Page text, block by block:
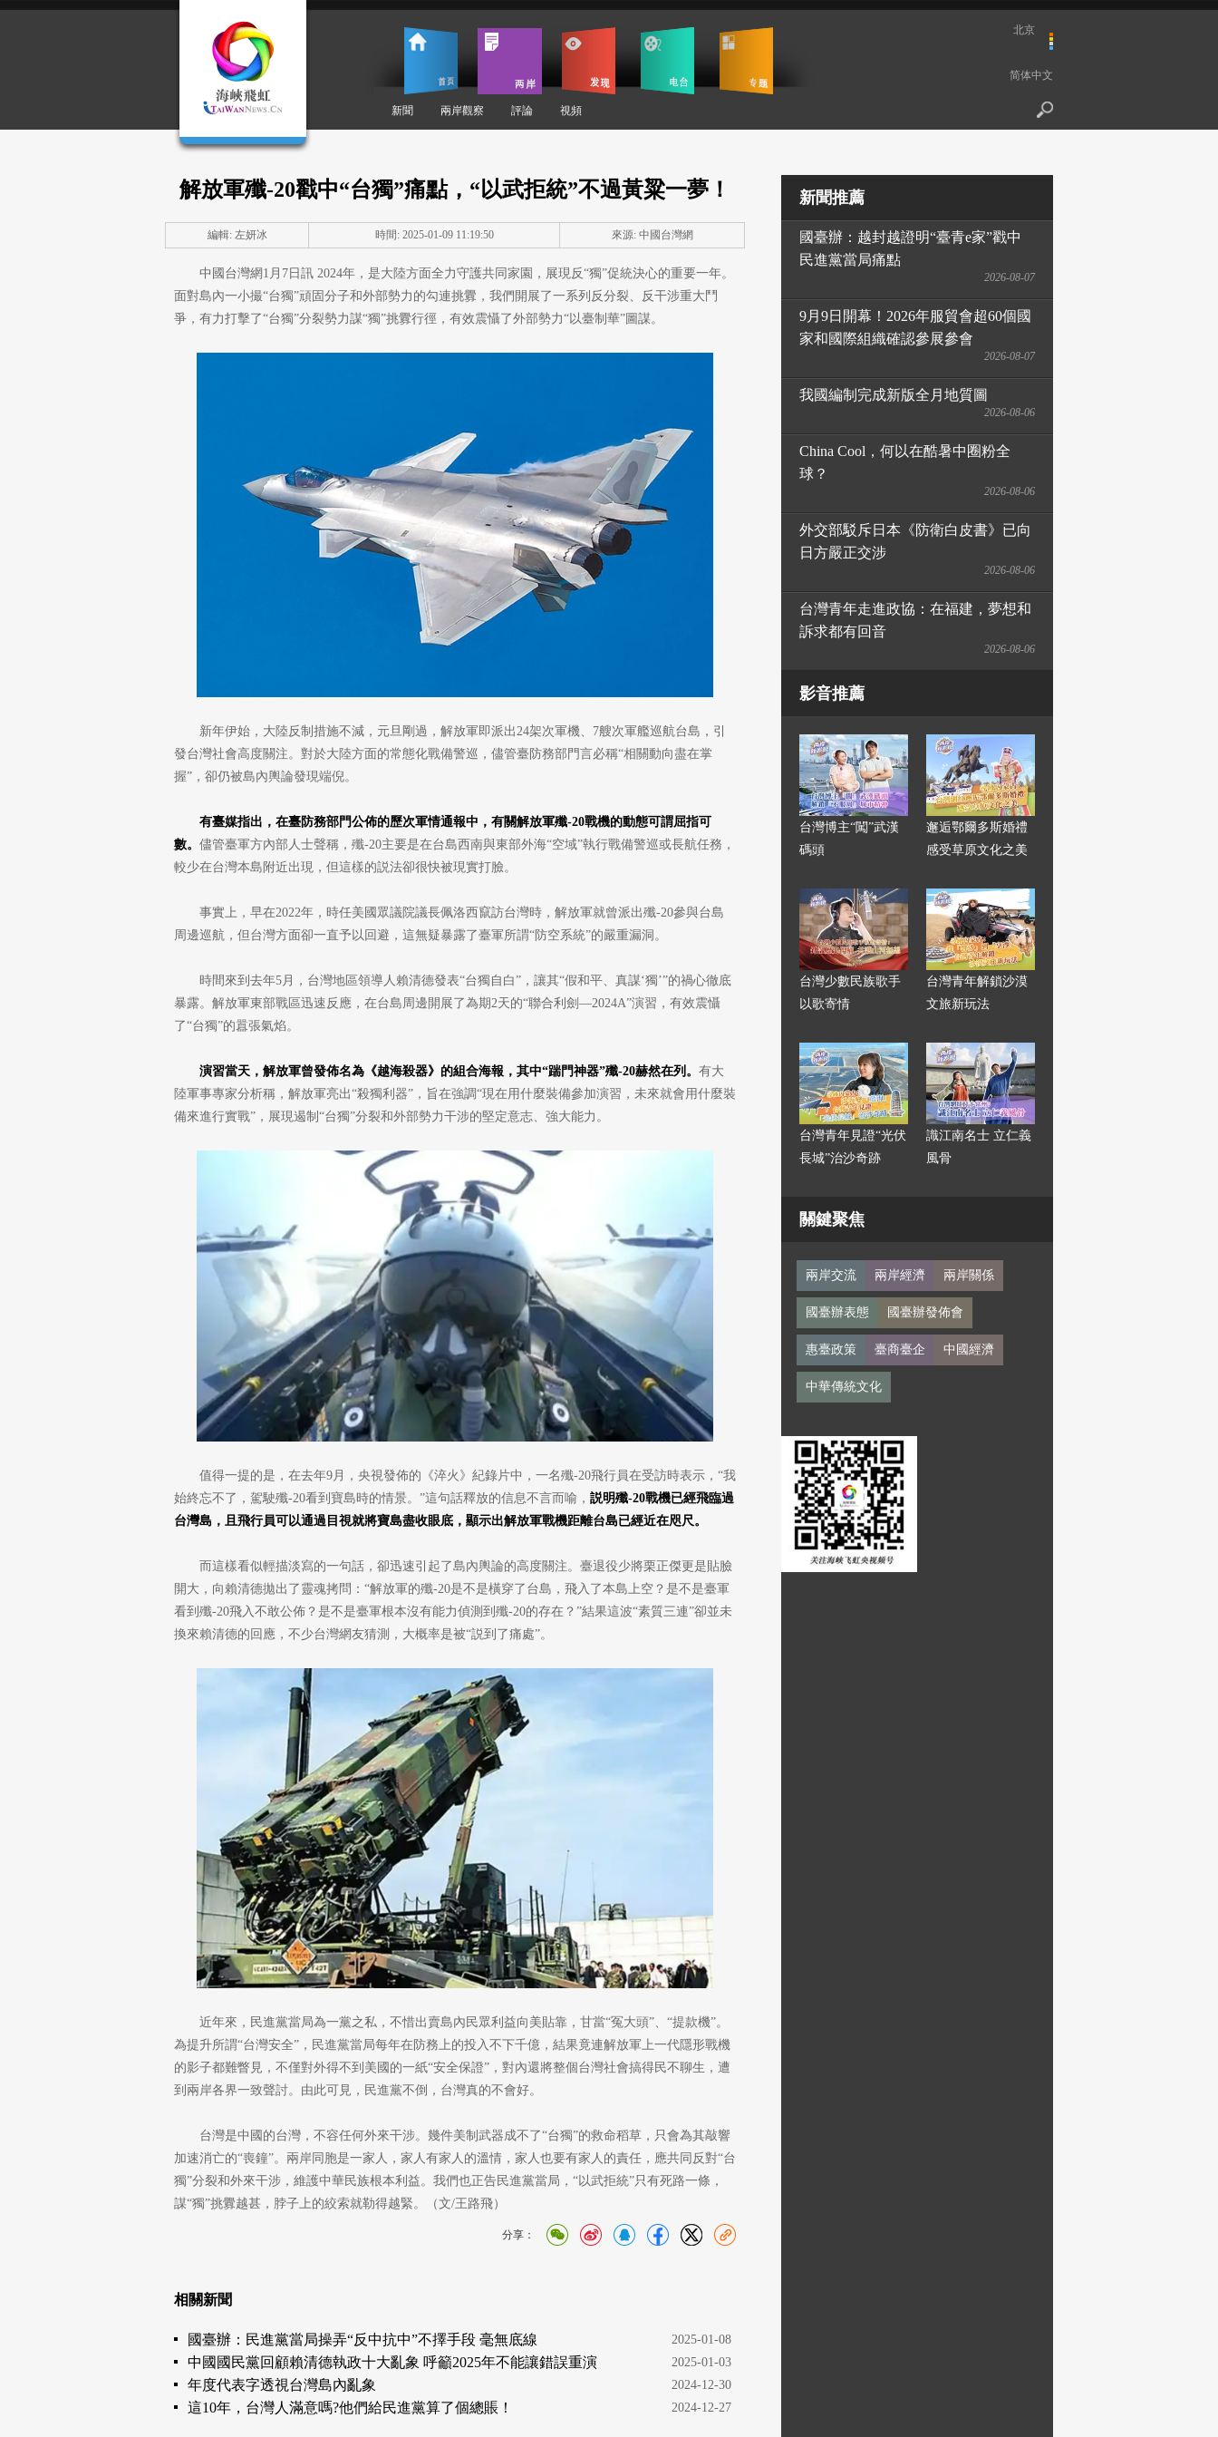
新聞 兩岸觀察 評論 視頻
北京
简体中文
解放軍殲-20戳中“台獨”痛點，“以武拒統”不過黃粱一夢！
編輯: 左妍冰 時間: 2025-01-09 11:19:50 來源: 中國台灣網
中國台灣網1月7日訊 2024年，是大陸方面全力守護共同家園，展現反“獨”促統決心的重要一年。
面對島內一小撮“台獨”頑固分子和外部勢力的勾連挑釁，我們開展了一系列反分裂、反干涉重大鬥
爭，有力打擊了“台獨”分裂勢力謀“獨”挑釁行徑，有效震懾了外部勢力“以臺制華”圖謀。
新年伊始，大陸反制措施不減，元旦剛過，解放軍即派出24架次軍機、7艘次軍艦巡航台島，引
發台灣社會高度關注。對於大陸方面的常態化戰備警巡，儘管臺防務部門言必稱“相關動向盡在掌
握”，卻仍被島內輿論發現端倪。
有臺媒指出，在臺防務部門公佈的歷次軍情通報中，有關解放軍殲-20戰機的動態可謂屈指可
數。 儘管臺軍方內部人士聲稱，殲-20主要是在台島西南與東部外海“空域”執行戰備警巡或長航任務，
較少在台灣本島附近出現，但這樣的説法卻很快被現實打臉。
事實上，早在2022年，時任美國眾議院議長佩洛西竄訪台灣時，解放軍就曾派出殲-20參與台島
周邊巡航，但台灣方面卻一直予以回避，這無疑暴露了臺軍所謂“防空系統”的嚴重漏洞。
時間來到去年5月，台灣地區領導人賴清德發表“台獨自白”，讓其“假和平、真謀‘獨’”的禍心徹底
暴露。解放軍東部戰區迅速反應，在台島周邊開展了為期2天的“聯合利劍—2024A”演習，有效震懾
了“台獨”的囂張氣焰。
演習當天，解放軍曾發佈名為《越海殺器》的組合海報，其中“踹門神器”殲-20赫然在列。 有大
陸軍事專家分析稱，解放軍亮出“殺獨利器”，旨在強調“現在用什麼裝備參加演習，未來就會用什麼裝
備來進行實戰”，展現遏制“台獨”分裂和外部勢力干涉的堅定意志、強大能力。
值得一提的是，在去年9月，央視發佈的《淬火》紀錄片中，一名殲-20飛行員在受訪時表示，“我
始終忘不了，駕駛殲-20看到寶島時的情景。”這句話釋放的信息不言而喻， 説明殲-20戰機已經飛臨過
台灣島，且飛行員可以通過目視就將寶島盡收眼底，顯示出解放軍戰機距離台島已經近在咫尺。
而這樣看似輕描淡寫的一句話，卻迅速引起了島內輿論的高度關注。臺退役少將栗正傑更是貼臉
開大，向賴清德拋出了靈魂拷問：“解放軍的殲-20是不是橫穿了台島，飛入了本島上空？是不是臺軍
看到殲-20飛入不敢公佈？是不是臺軍根本沒有能力偵測到殲-20的存在？”結果這波“素質三連”卻並未
換來賴清德的回應，不少台灣網友猜測，大概率是被“説到了痛處”。
近年來，民進黨當局為一黨之私，不惜出賣島內民眾利益向美貼靠，甘當“冤大頭”、“提款機”。
為提升所謂“台灣安全”，民進黨當局每年在防務上的投入不下千億，結果竟連解放軍上一代隱形戰機
的影子都難瞥見，不僅對外得不到美國的一紙“安全保證”，對內還將整個台灣社會搞得民不聊生，遭
到兩岸各界一致聲討。由此可見，民進黨不倒，台灣真的不會好。
台灣是中國的台灣，不容任何外來干涉。幾件美制武器成不了“台獨”的救命稻草，只會為其敲響
加速消亡的“喪鐘”。兩岸同胞是一家人，家人有家人的溫情，家人也要有家人的責任，應共同反對“台
獨”分裂和外來干涉，維護中華民族根本利益。我們也正告民進黨當局，“以武拒統”只有死路一條，
謀“獨”挑釁越甚，脖子上的絞索就勒得越緊。（文/王路飛）
分享：
相關新聞
2025-01-08
國臺辦：民進黨當局操弄“反中抗中”不擇手段 毫無底線
2025-01-03
中國國民黨回顧賴清德執政十大亂象 呼籲2025年不能讓錯誤重演
2024-12-30
年度代表字透視台灣島內亂象
2024-12-27
這10年，台灣人滿意嗎?他們給民進黨算了個總賬！
新聞推薦
國臺辦：越封越證明“臺青e家”戳中
民進黨當局痛點
2026-08-07
9月9日開幕！2026年服貿會超60個國
家和國際組織確認參展參會
2026-08-07
我國編制完成新版全月地質圖
2026-08-06
China Cool，何以在酷暑中圈粉全
球？
2026-08-06
外交部駁斥日本《防衛白皮書》已向
日方嚴正交涉
2026-08-06
台灣青年走進政協：在福建，夢想和
訴求都有回音
2026-08-06
影音推薦
台灣博主“闖”武漢
碼頭
邂逅鄂爾多斯婚禮
感受草原文化之美
台灣少數民族歌手
以歌寄情
台灣青年解鎖沙漠
文旅新玩法
台灣青年見證“光伏
長城”治沙奇跡
識江南名士 立仁義
風骨
關鍵聚焦
兩岸交流 兩岸經濟 兩岸關係
國臺辦表態 國臺辦發佈會
惠臺政策 臺商臺企 中國經濟
中華傳統文化